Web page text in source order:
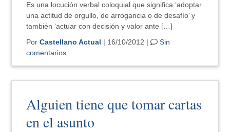
Es una locución verbal coloquial que significa ‘adoptar
una actitud de orgullo, de arrogancia o de desafío’ y
también ‘actuar con decisión y valor ante […]
PorCastellano Actual | 16/10/2012 |
Sin
comentarios
Alguien tiene que tomar cartas
en el asunto